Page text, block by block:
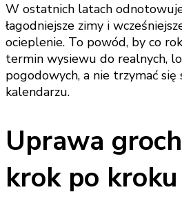
W ostatnich latach
łagodniejsze zimy i
ocieplenie. To powód, by co
termin wysiewu do realnych,
pogodowych, a nie trzymać
kalendarzu.
Uprawa
krok po kroku